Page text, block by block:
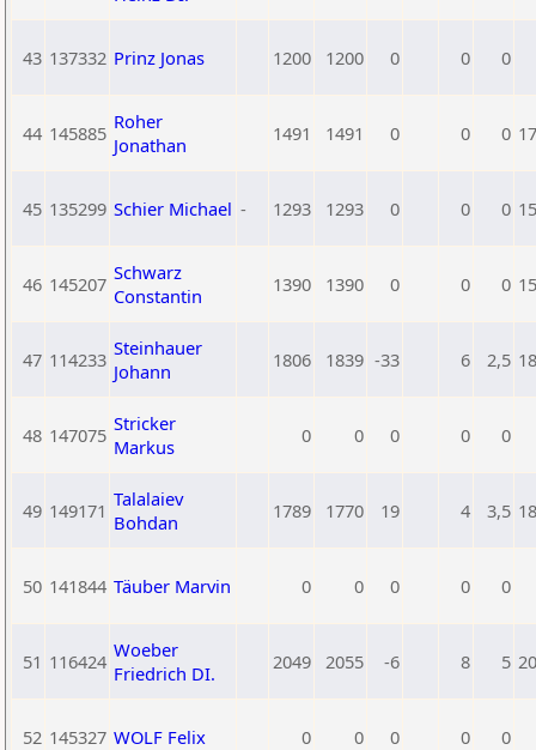
43 137332 Prinz Jonas 1200 1200 0 0 0
44 145885 Roher
Jonathan
1491 1491 0 0 0
45 135299 Schier Michael - 1293 1293 0 0 0
46 145207 Schwarz
Constantin
1390 1390 0 0 0
47 114233 Steinhauer
Johann
1806 1839 -33 6 2,5
48 147075 Stricker
Markus
0 0 0 0 0
49 149171 Talalaiev
Bohdan
1789 1770 19 4 3,5
50 141844 Täuber Marvin 0 0 0 0 0
51 116424 Woeber
Friedrich DI.
2049 2055 -6 8 5
52 145327 WOLF Felix 0 0 0 0 0